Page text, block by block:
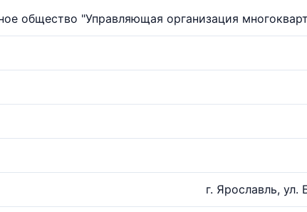
общество "Управляющая организация
г. Ярославль,